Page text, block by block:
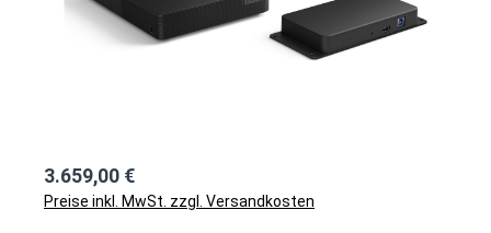
3.659,00 €
Preise inkl. MwSt. zzgl. Versandkosten